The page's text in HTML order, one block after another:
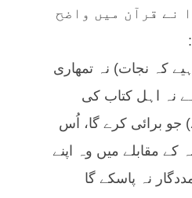
نے قرآن میں واضح
کہ نجات) نہ تمھاری
نہ اہل کتاب کی
جو برائی کرے گا، اُس
کے مقابلے میں وہ اپنے
نہ پاسکے گا